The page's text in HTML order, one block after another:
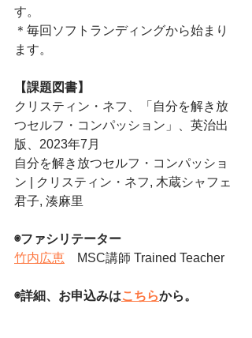
す。
＊毎回ソフトランディングから始まり
ます。
【課題図書】
クリスティン・ネフ、「自分を解き放
つセルフ・コンパッション」、英治出
版、2023年7月
自分を解き放つセルフ・コンパッショ
ン | クリスティン・ネフ, 木蔵シャフェ
君子, 湊麻里
◉ファシリテーター
竹内広恵 MSC講師 Trained Teacher
◉詳細、お申込みはこちらから。